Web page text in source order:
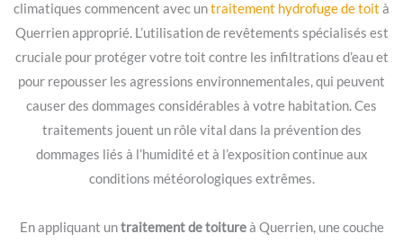
climatiques commencent avec untraitement hydrofuge de toit à
Querrien approprié. L’utilisation de revêtements spécialisés est
cruciale pour protéger votre toit contre les infiltrations d’eau et
pour repousser les agressions environnementales, qui peuvent
causer des dommages considérables à votre habitation. Ces
traitements jouent un rôle vital dans la prévention des
dommages liés à l’humidité et à l’exposition continue aux
conditions météorologiques extrêmes.
En appliquant untraitement de toitureà Querrien, une couche